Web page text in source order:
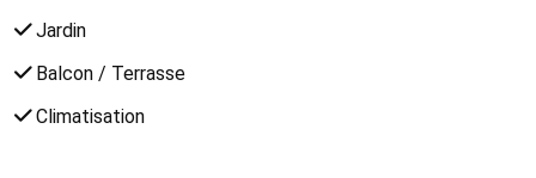
Jardin
Balcon / Terrasse
Climatisation